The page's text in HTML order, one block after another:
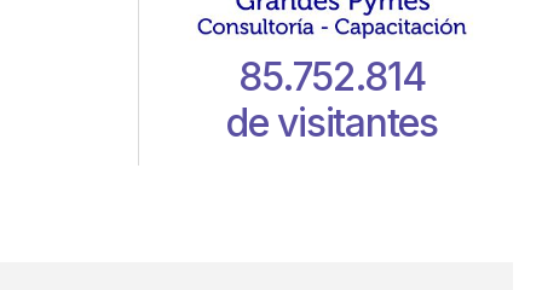
85.752.814
de visitantes